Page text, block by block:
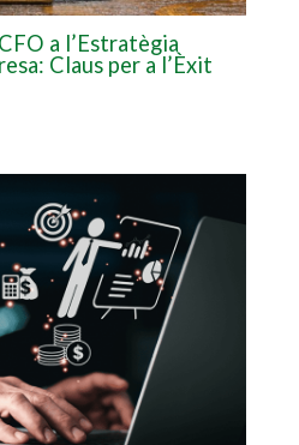
a l’Estratègia
Claus per a l’Èxit